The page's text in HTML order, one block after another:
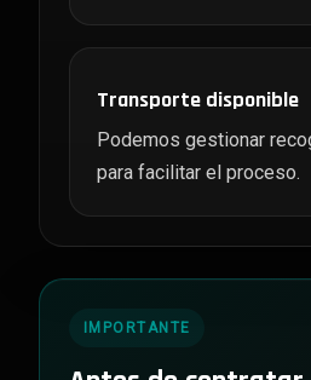
Transporte disponible
Podemos gestionar
para facilitar el proceso.
IMPORTANTE